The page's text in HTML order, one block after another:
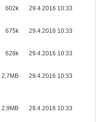
602k 29.4.2016 10:33
675k 29.4.2016 10:33
628k 29.4.2016 10:33
2,7MB 29.4.2016 10:33
2,9MB 29.4.2016 10:33